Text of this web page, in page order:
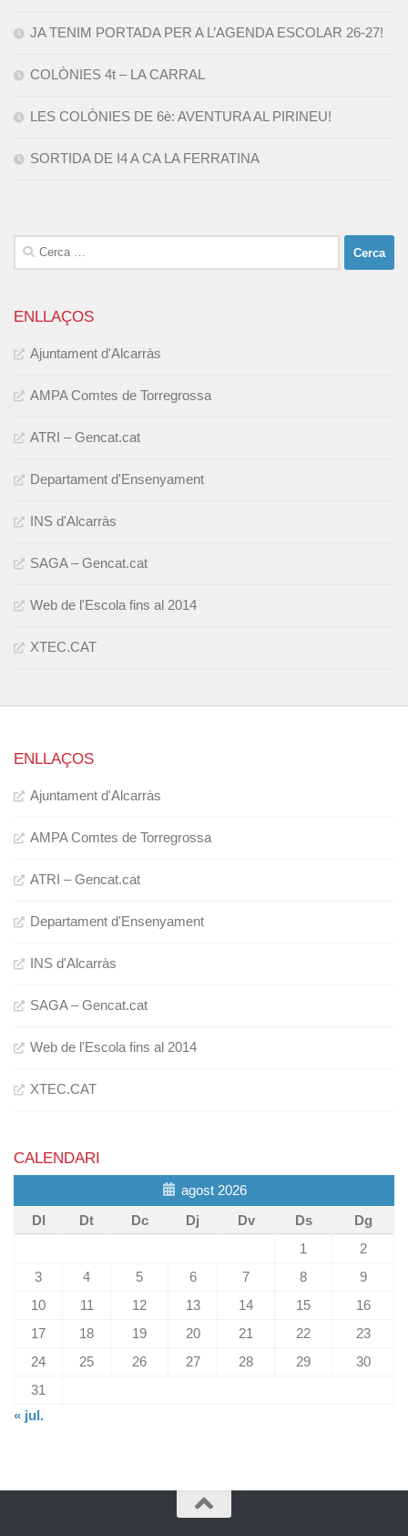
JA TENIM PORTADA PER A L’AGENDA ESCOLAR 26-27!
COLÒNIES 4t – LA CARRAL
LES COLÒNIES DE 6è: AVENTURA AL PIRINEU!
SORTIDA DE I4 A CA LA FERRATINA
Cerca:
ENLLAÇOS
Ajuntament d'Alcarràs
AMPA Comtes de Torregrossa
ATRI – Gencat.cat
Departament d'Ensenyament
INS d'Alcarràs
SAGA – Gencat.cat
Web de l'Escola fins al 2014
XTEC.CAT
ENLLAÇOS
Ajuntament d'Alcarràs
AMPA Comtes de Torregrossa
ATRI – Gencat.cat
Departament d'Ensenyament
INS d'Alcarràs
SAGA – Gencat.cat
Web de l'Escola fins al 2014
XTEC.CAT
CALENDARI
agost 2026
Dl
Dt Dc Dj Dv Ds
Dg
1
2
3
4 5 6 7 8
9
10
11 12 13 14 15
16
17
18 19 20 21 22
23
24
25 26 27 28 29
30
31
« jul.